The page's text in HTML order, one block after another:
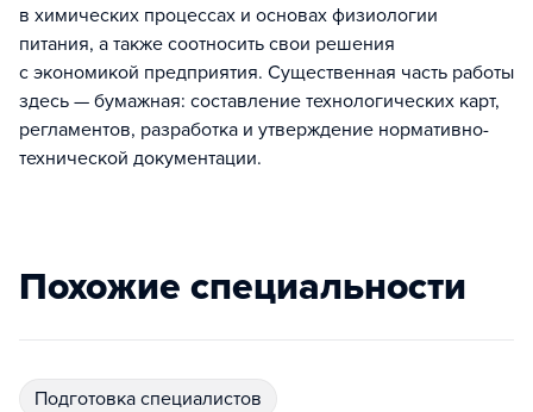
в химических процессах и основах физиологии
питания, а также соотносить свои решения
с экономикой предприятия. Существенная часть работы
здесь — бумажная: составление технологических карт,
регламентов, разработка и утверждение нормативно-
технической документации.
Похожие специальности
подготовка специалистов